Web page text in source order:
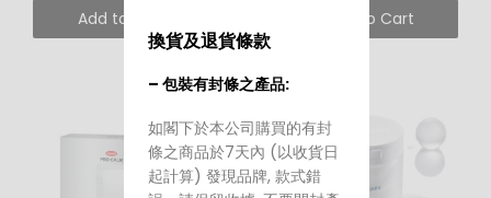
Add to Cart
Add to Cart
換貨及退貨條款
– 包裝有封條之產品:
如閣下於本公司購買的有封
條之商品於7天內 (以收貨日
起計算) 發現品牌, 款式錯